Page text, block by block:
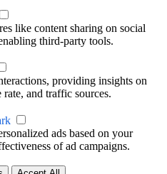
like content sharing on social
third-party tools.
providing insights on
and traffic sources.
ads based on your
of ad campaigns.